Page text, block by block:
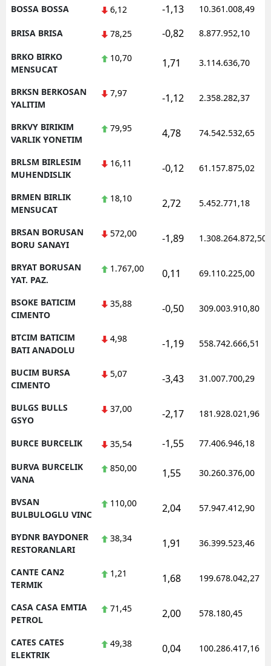
BOSSA BOSSA 6,12 -1,13 10.361.008,49
BRISA BRISA 78,25 -0,82 8.877.952,10
BRKO BIRKO
MENSUCAT
10,70 1,71 3.114.636,70
BRKSN BERKOSAN
YALITIM
7,97 -1,12 2.358.282,37
BRKVY BIRIKIM
VARLIK YONETIM
79,95 4,78 74.542.532,65
BRLSM BIRLESIM
MUHENDISLIK
16,11 -0,12 61.157.875,02
BRMEN BIRLIK
MENSUCAT
18,10 2,72 5.452.771,18
BRSAN BORUSAN
BORU SANAYI
572,00 -1,89 1.308.264.872,50
BRYAT BORUSAN
YAT. PAZ.
1.767,00 0,11 69.110.225,00
BSOKE BATICIM
CIMENTO
35,88 -0,50 309.003.910,80
BTCIM BATICIM
BATI ANADOLU
4,98 -1,19 558.742.666,51
BUCIM BURSA
CIMENTO
5,07 -3,43 31.007.700,29
BULGS BULLS
GSYO
37,00 -2,17 181.928.021,96
BURCE BURCELIK 35,54 -1,55 77.406.946,18
BURVA BURCELIK
VANA
850,00 1,55 30.260.376,00
BVSAN
BULBULOGLU VINC
110,00 2,04 57.947.412,90
BYDNR BAYDONER
RESTORANLARI
38,34 1,91 36.399.523,46
CANTE CAN2
TERMIK
1,21 1,68 199.678.042,27
CASA CASA EMTIA
PETROL
71,45 2,00 578.180,45
CATES CATES
ELEKTRIK
49,38 0,04 100.286.417,16